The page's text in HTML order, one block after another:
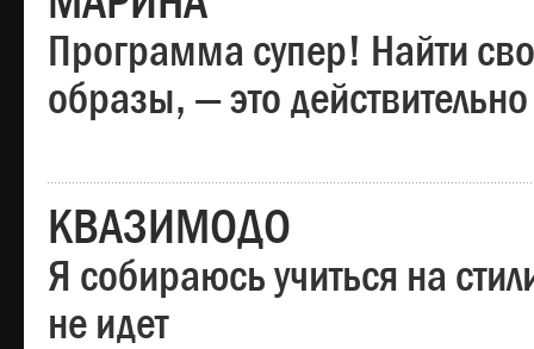
Программа супер! Найти
образы, — это
КВАЗИМОДО
Я собираюсь учиться на
не идет